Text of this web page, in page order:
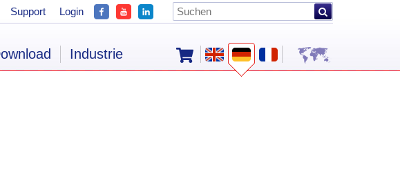
Support Login
Industrie